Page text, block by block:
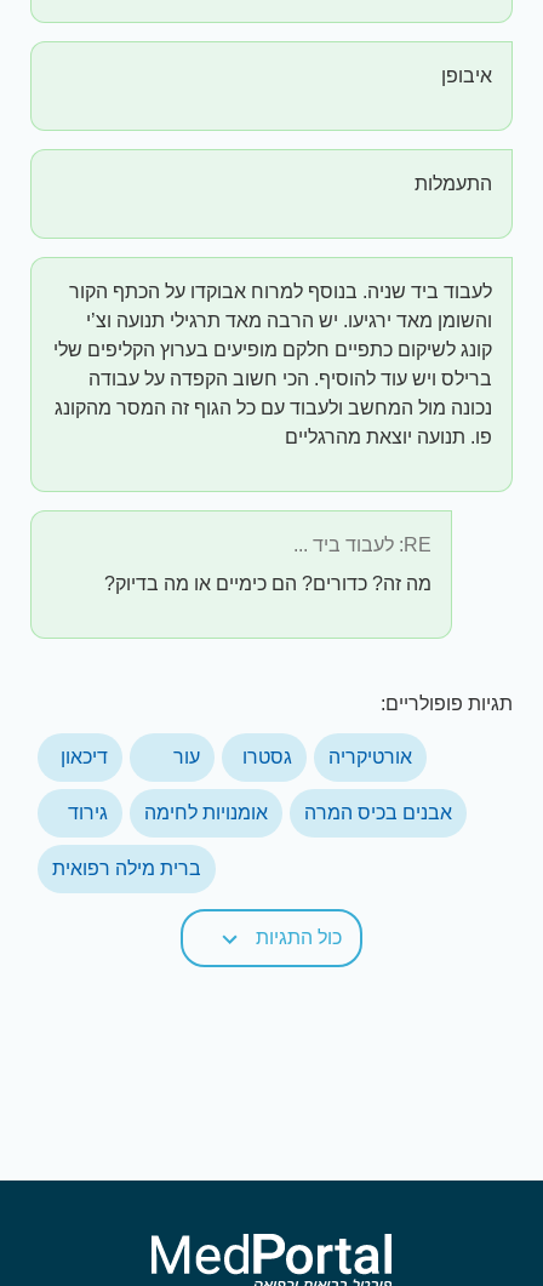
איבופן
התעמלות
לעבוד ביד שניה. בנוסף למרוח אבוקדו על הכתף הקור
והשומן מאד ירגיעו. יש הרבה מאד תרגילי תנועה וצ’י
קונג לשיקום כתפיים חלקם מופיעים בערוץ הקליפים שלי
ברילס ויש עוד להוסיף. הכי חשוב הקפדה על עבודה
נכונה מול המחשב ולעבוד עם כל הגוף זה המסר מהקונג
פו. תנועה יוצאת מהרגליים
RE: לעבוד ביד ...
מה זה? כדורים? הם כימיים או מה בדיוק?
תגיות פופולריים:
אורטיקריה גסטרו עור דיכאון
אבנים בכיס המרה אומנויות לחימה גירוד
ברית מילה רפואית
כול התגיות